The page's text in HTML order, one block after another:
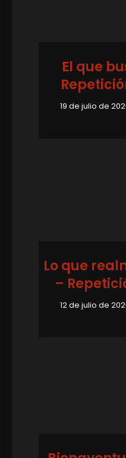
El que
19 de julio de
Lo que
–
12 de julio de